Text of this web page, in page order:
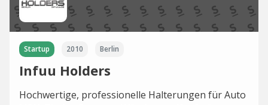
Startup 2010 Berlin
Infuu Holders
Hochwertige, professionelle Halterungen für Auto